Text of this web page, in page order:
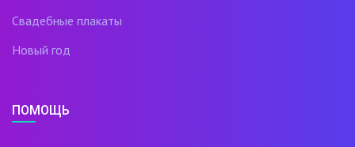
Свадебные плакаты
Новый год
ПОМОЩЬ